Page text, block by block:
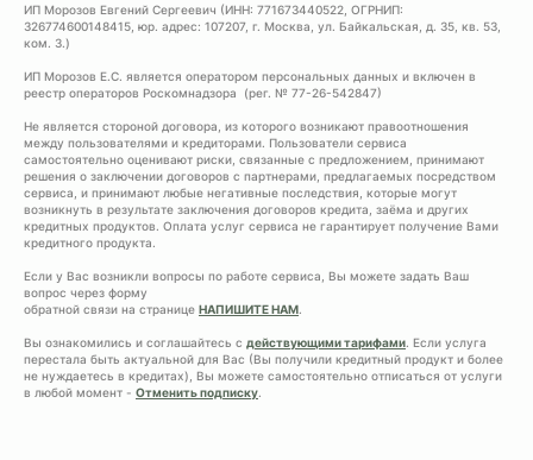
ИП Морозов Евгений Сергеевич (ИНН: 771673440522, ОГРНИП:
326774600148415, юр. адрес: 107207, г. Москва, ул. Байкальская, д. 35, кв. 53,
ком. 3.)
ИП Морозов Е.С. является оператором персональных данных и включен в
реестр операторов Роскомнадзора (рег. № 77-26-542847)
Не является стороной договора, из которого возникают правоотношения
между пользователями и кредиторами. Пользователи сервиса
самостоятельно оценивают риски, связанные с предложением, принимают
решения о заключении договоров с партнерами, предлагаемых посредством
сервиса, и принимают любые негативные последствия, которые могут
возникнуть в результате заключения договоров кредита, заёма и других
кредитных продуктов. Оплата услуг сервиса не гарантирует получение Вами
кредитного продукта.
Если у Вас возникли вопросы по работе сервиса, Вы можете задать Ваш
вопрос через форму
обратной связи на странице НАПИШИТЕ НАМ.
Вы ознакомились и соглашайтесь с действующими тарифами. Если услуга
перестала быть актуальной для Вас (Вы получили кредитный продукт и более
не нуждаетесь в кредитах), Вы можете самостоятельно отписаться от услуги
в любой момент - Отменить подписку.